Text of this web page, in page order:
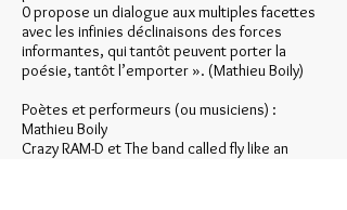
0 propose un dialogue aux multiples facettes
avec les infinies déclinaisons des forces
informantes, qui tantôt peuvent porter la
poésie, tantôt l’emporter ». (Mathieu Boily)
Poètes et performeurs (ou musiciens) :
Mathieu Boily
Crazy RAM-D et The band called fly like an